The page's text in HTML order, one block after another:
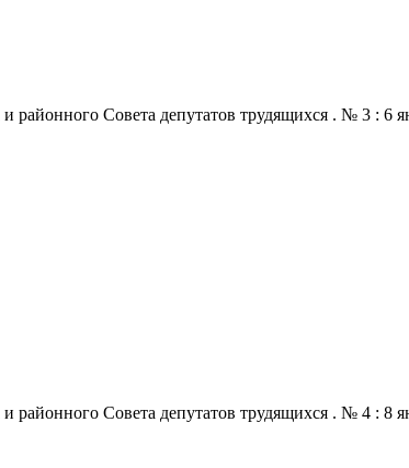
Совета депутатов трудящихся . № 3 : 6
Совета депутатов трудящихся . № 4 : 8